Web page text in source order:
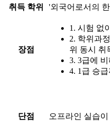
취득 학위
'외국어로서의
장점
1. 시험 없
2. 학위과
위 동시 취
3. 3급에
4. 1급 승
단점 오프라인 실습